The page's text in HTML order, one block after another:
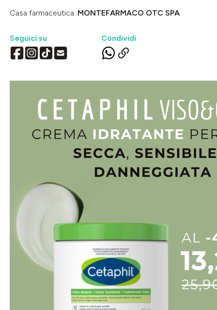
Casa farmaceutica: MONTEFARMACO OTC SPA
Seguici su Condividi